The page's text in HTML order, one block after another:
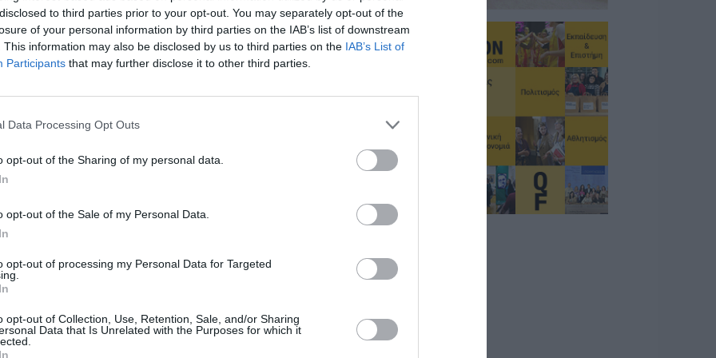
to third parties prior to your opt-out. You may separately opt-out of the
of your personal information by third parties on the IAB’s list of downstream
This information may also be disclosed by us to third parties on the IAB’s List of
Participants that may further disclose it to other third parties.
Data Processing Opt Outs
opt-out of the Sharing of my personal data.
opt-out of the Sale of my Personal Data.
opt-out of processing my Personal Data for Targeted
opt-out of Collection, Use, Retention, Sale, and/or Sharing
Data that Is Unrelated with the Purposes for which it
Από 6 έως 8 Μαΐου οι εργασίες
της Ολομέλειας του INFORM
EU 2026 στην Πελοπόννησο
Η Καλαμάτα κεντρικό σημείο διεξαγωγής Η
Καλαμάτα θα αποτελέσει το κεντρικό
Πελοποννήσου η «σκυτάλη» της
12/12/2025 09:58